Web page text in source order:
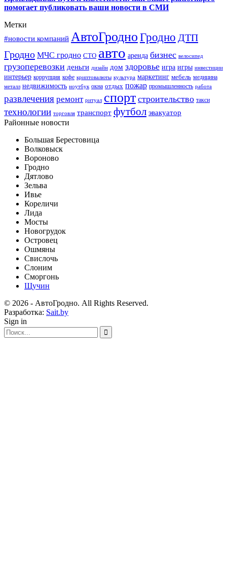
помогает публиковать ваши новости в СМИ
Метки
#новости компаний АвтоГродноГродно ДТП
Гродно МЧС гродно СТО авто аренда бизнес велосипед
грузоперевозки деньги дизайн дом здоровье игра игры инвестиции
интерьер коррупция кофе криптовалюты культура маркетинг мебель медицина
металл недвижимость ноутбук окна отдых пожар промышленность работа
развлечения ремонт ритуал спорт строительство такси
технологии торговля транспорт футбол эвакуатор
Районные новости
Большая Берестовица
Волковыск
Вороново
Гродно
Дятлово
Зельва
Ивье
Кореличи
Лида
Мосты
Новогрудок
Островец
Ошмяны
Свислочь
Слоним
Сморгонь
Щучин
© 2026 - АвтоГродно. All Rights Reserved.
Разработка: Sait.by
Sign in